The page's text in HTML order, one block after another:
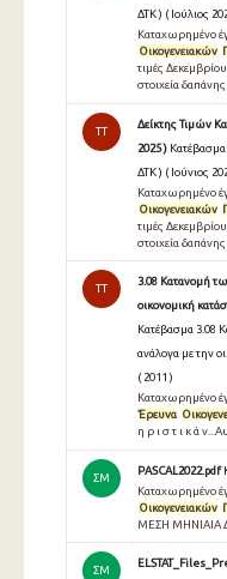
ΔΤΚ ) ( Ιούλιος
Καταχωρημένο
Οικογενειακών
τιμές
στοιχεία δαπάνης
TT
Δείκτης Τιμών
2025 )
ΔΤΚ ) ( Ιούνιος
Καταχωρημένο
Οικογενειακών
τιμές
στοιχεία δαπάνης
TT
3.08 Κατανομή
οικονομική
Κατέβασμα 3.08
ανάλογα με την
( 2011 )
Καταχωρημένο
Έρευνα
η ρ ι σ τ ι κ ά
ΣΜ
PASCAL2022.pdf
Καταχωρημένο
Οικογενειακών
ΜΕΣΗ ΜΗΝΙΑΙΑ
ΣΜ